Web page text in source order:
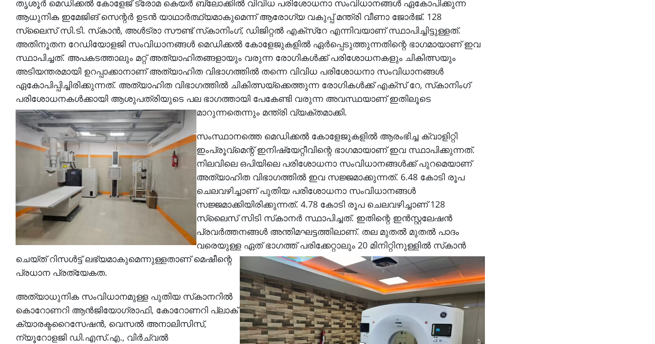
തൃശൂര്‍ മെഡിക്കല്‍ കോളേജ് ട്രോമ കെയര്‍ ബ്ലോക്കില്‍ വിവിധ പരിശോധനാ സംവിധാനങ്ങള്‍ ഏകോപിക്കുന്ന
ആധുനിക ഇമേജിങ് സെന്റര്‍ ഉടന്‍ യാഥാര്‍ത്ഥ്യമാകുമെന്ന് ആരോഗ്യ വകുപ്പ് മന്ത്രി വീണാ ജോര്‍ജ്. 128
സ്ലൈസ് സി.ടി. സ്‌കാന്‍, അള്‍ട്രാ സൗണ്ട് സ്‌കാനിംഗ്, ഡിജിറ്റല്‍ എക്സ്റേ എന്നിവയാണ് സ്ഥാപിച്ചിട്ടുള്ളത്.
അതിനൂതന റേഡിയോളജി സംവിധാനങ്ങള്‍ മെഡിക്കല്‍ കോളേജുകളില്‍ ഏര്‍പ്പെടുത്തുന്നതിന്റെ ഭാഗമായാണ് ഇവ
സ്ഥാപിച്ചത്. അപകടത്താലും മറ്റ് അത്യാഹിതങ്ങളായും വരുന്ന രോഗികള്‍ക്ക് പരിശോധനകളും ചികിത്സയും
അടിയന്തരമായി ഉറപ്പാക്കാനാണ് അത്യാഹിത വിഭാഗത്തില്‍ തന്നെ വിവിധ പരിശോധനാ സംവിധാനങ്ങള്‍
ഏകോപിപ്പിച്ചിരിക്കുന്നത്. അത്യാഹിത വിഭാഗത്തില്‍ ചികിത്സയ്ക്കെത്തുന്ന രോഗികള്‍ക്ക് എക്‌സ് റേ, സ്‌കാനിംഗ്
പരിശോധനകള്‍ക്കായി ആശുപത്രിയുടെ പല ഭാഗത്തായി പേകേണ്ടി വരുന്ന അവസ്ഥയാണ് ഇതിലൂടെ
മാറുന്നതെന്നും മന്ത്രി വ്യക്തമാക്കി.
സംസ്ഥാനത്തെ മെഡിക്കല്‍ കോളേജുകളില്‍ ആരംഭിച്ച ക്വാളിറ്റി
ഇംപ്രൂവ്മെന്റ് ഇനിഷ്യേറ്റീവിന്റെ ഭാഗമായാണ് ഇവ സ്ഥാപിക്കുന്നത്.
നിലവിലെ ഒപിയിലെ പരിശോധനാ സംവിധാനങ്ങള്‍ക്ക് പുറമെയാണ്
അത്യാഹിത വിഭാഗത്തില്‍ ഇവ സജ്ജമാക്കുന്നത്. 6.48 കോടി രൂപ
ചെലവഴിച്ചാണ് പുതിയ പരിശോധനാ സംവിധാനങ്ങള്‍
സജ്ജമാക്കിയിരിക്കുന്നത്. 4.78 കോടി രൂപ ചെലവഴിച്ചാണ് 128
സ്ലൈസ് സിടി സ്‌കാനര്‍ സ്ഥാപിച്ചത്. ഇതിന്റെ ഇന്‍സ്റ്റലേഷന്‍
പ്രവര്‍ത്തനങ്ങള്‍ അന്തിമഘട്ടത്തിലാണ്. തല മുതല്‍ മുതല്‍ പാദം
വരെയുള്ള ഏത് ഭാഗത്ത് പരിക്കേറ്റാലും 20 മിനിറ്റിനുള്ളില്‍ സ്‌കാന്‍
ചെയ്ത് റിസള്‍ട്ട് ലഭ്യമാകുമെന്നുള്ളതാണ്മെഷീന്റെ
പ്രധാന പ്രത്യേകത.
അത്യാധുനിക സംവിധാനമുള്ള പുതിയ സ്‌കാനറില്‍
കൊറോണറി ആന്‍ജിയോഗ്രാഫി, കോറോണറി പ്ലാക്
ക്യാരക്ടറൈസേഷന്‍, വെസല്‍ അനാലിസിസ്,
ന്യൂറോളജി ഡി.എസ്.എ., വിര്‍ച്വല്‍